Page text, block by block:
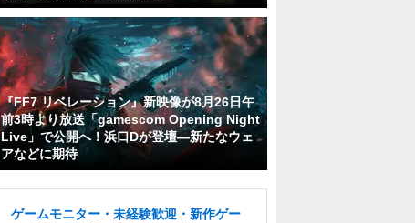
『FF7 リベレーション』新映像が8月26日午
前3時より放送「gamescom Opening Night
Live」で公開へ！浜口Dが登壇―新たなウェ
アなどに期待
ゲームモニター・未経験歓迎・新作ゲー